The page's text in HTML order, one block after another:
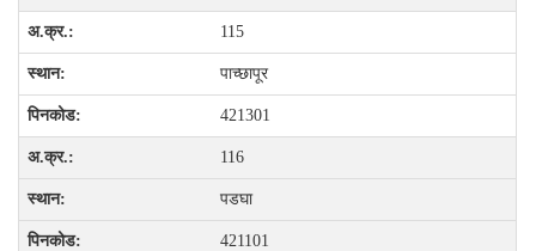
115
पाच्छापूर
421301
116
पडघा
421101